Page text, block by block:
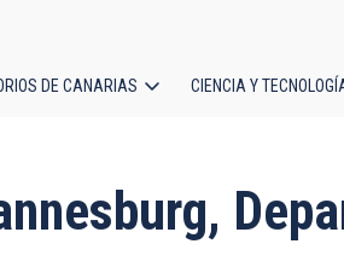
DE CANARIAS CIENCIA Y